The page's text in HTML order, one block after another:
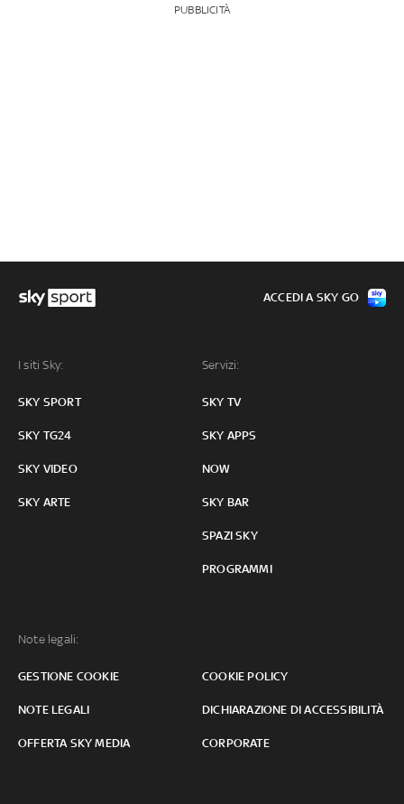
PUBBLICITÀ
I siti Sky:
SKY SPORT
SKY TG24
SKY VIDEO
SKY ARTE
Servizi:
SKY TV
SKY APPS
NOW
SKY BAR
SPAZI SKY
PROGRAMMI
Note legali:
GESTIONE COOKIE COOKIE POLICY
NOTE LEGALI DICHIARAZIONE DI ACCESSIBILITÀ
OFFERTA SKY MEDIA CORPORATE
ACCEDI A SKY GO